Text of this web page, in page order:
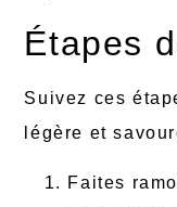
Étapes
Suivez ces
légère et
Faites